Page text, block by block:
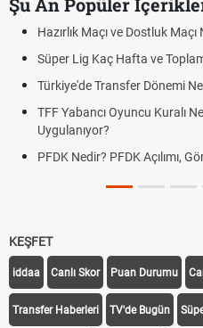
Hazırlık Maçı ve Dostluk
Süper Lig Kaç Hafta ve
Türkiye'de Transfer Dönemi
TFF Yabancı Oyuncu Kuralı
Uygulanıyor?
PFDK Nedir? PFDK Açılımı,
KEŞFET
iddaa Canlı Skor Puan Durumu
Transfer Haberleri TV'de Bugün